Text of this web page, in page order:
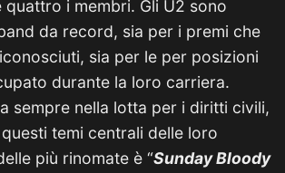
quattro i membri. Gli U2 sono
da record, sia per i premi che
sia per le per posizioni
durante la loro carriera.
sempre nella lotta per i diritti civili,
temi centrali delle loro
più rinomate è “Sunday Bloody